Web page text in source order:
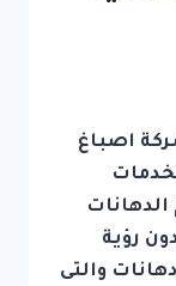
اصباغ
لخدمات
رؤية
والتى